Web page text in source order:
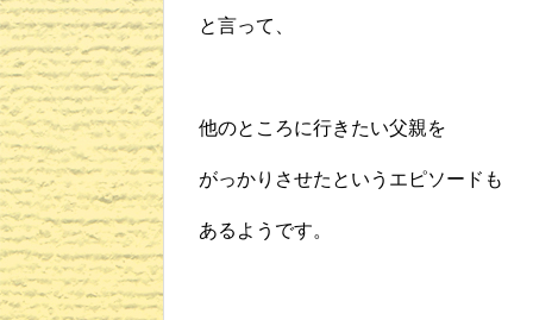
と言って、
他のところに行きたい父親を
がっかりさせたというエピソードも
あるようです。